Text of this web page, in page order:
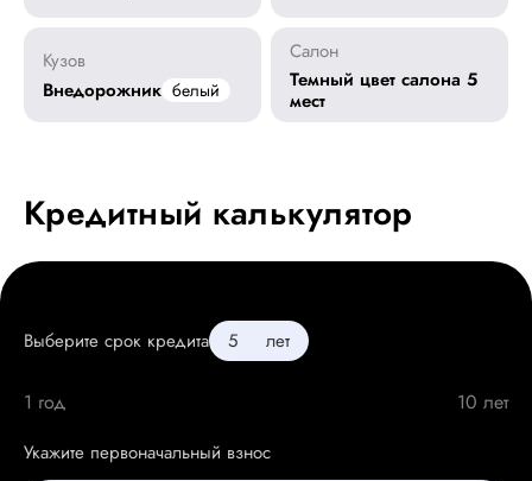
Кузов
Внедорожник белый
Салон
Темный цвет салона 5
мест
Кредитный калькулятор
Выберите срок кредита лет
1 год 10 лет
Укажите первоначальный взнос